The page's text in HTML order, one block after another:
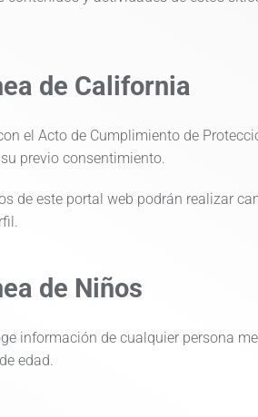
de California
el Acto de Cumplimiento de
previo consentimiento.
de este portal web podrán realizar
de Niños
información de cualquier persona
edad.